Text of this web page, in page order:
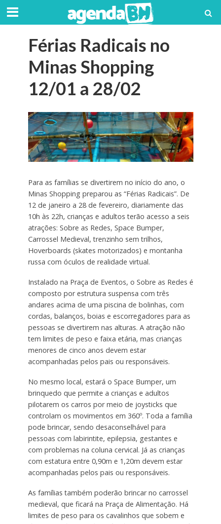
Férias Radicais no
Minas Shopping
12/01 a 28/02
Para as famílias se divertirem no início do ano, o
Minas Shopping preparou as “Férias Radicais”. De
12 de janeiro a 28 de fevereiro, diariamente das
10h às 22h, crianças e adultos terão acesso a seis
atrações: Sobre as Redes, Space Bumper,
Carrossel Medieval, trenzinho sem trilhos,
Hoverboards (skates motorizados) e montanha
russa com óculos de realidade virtual.
Instalado na Praça de Eventos, o Sobre as Redes é
composto por estrutura suspensa com três
andares acima de uma piscina de bolinhas, com
cordas, balanços, boias e escorregadores para as
pessoas se divertirem nas alturas. A atração não
tem limites de peso e faixa etária, mas crianças
menores de cinco anos devem estar
acompanhadas pelos pais ou responsáveis.
No mesmo local, estará o Space Bumper, um
brinquedo que permite a crianças e adultos
pilotarem os carros por meio de joysticks que
controlam os movimentos em 360º. Toda a família
pode brincar, sendo desaconselhável para
pessoas com labirintite, epilepsia, gestantes e
com problemas na coluna cervical. Já as crianças
com estatura entre 0,90m e 1,20m devem estar
acompanhadas pelos pais ou responsáveis.
As famílias também poderão brincar no carrossel
medieval, que ficará na Praça de Alimentação. Há
limites de peso para os cavalinhos que sobem e